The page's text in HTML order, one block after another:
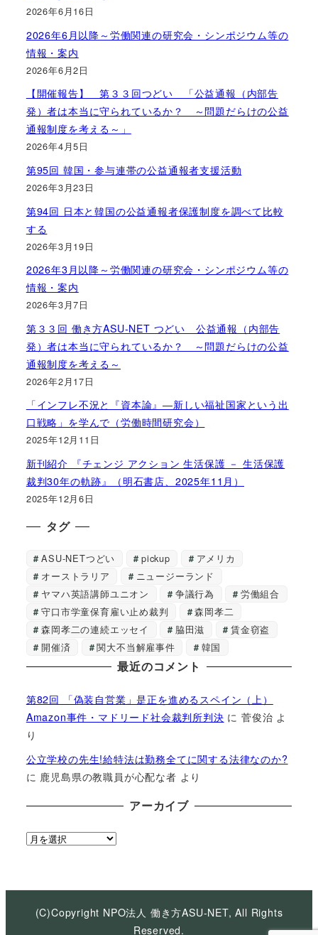
2026年6月16日
2026年6月以降～労働関連の研究会・シンポジウム等の
情報・案内
2026年6月2日
【開催報告】 第３３回つどい 「公益通報（内部告
発）者は本当に守られているか？ ～問題だらけの公益
通報制度を考える～」
2026年4月5日
第95回 韓国・参与連帯の公益通報者支援活動
2026年3月23日
第94回 日本と韓国の公益通報者保護制度を調べて比較
する
2026年3月19日
2026年3月以降～労働関連の研究会・シンポジウム等の
情報・案内
2026年3月7日
第３３回 働き方ASU-NET つどい 公益通報（内部告
発）者は本当に守られているか？ ～問題だらけの公益
通報制度を考える～
2026年2月17日
「インフレ不況と『資本論』―新しい福祉国家という出
口戦略」を学んで（労働時間研究会）
2025年12月11日
新刊紹介 『チェンジ アクション 生活保護 － 生活保護
裁判30年の軌跡』（明石書店、2025年11月）
2025年12月6日
タグ
ASU-NETつどい pickup
アメリカ
オーストラリア
ニュージーランド
ヤマハ英語講師ユニオン
争議行為
労働組合
守口市学童保育雇い止め裁判
森岡孝二
森岡孝二の連続エッセイ
脇田滋
賃金窃盗
開催済
関大不当解雇事件 韓国
最近のコメント
第82回 「偽装自営業」是正を進めるスペイン（上）
Amazon事件・マドリード社会裁判所判決 に菅俊治 よ
り
公立学校の先生!給特法は勤務全てに関する法律なのか?
に 鹿児島県の教職員が心配な者 より
アーカイブ
ア
イ
(C)Copyright NPO法人 働き方ASU-NET, All Rights
Reserved.